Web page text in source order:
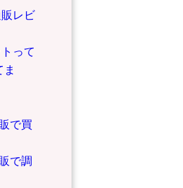
レビ
って
で買
で調